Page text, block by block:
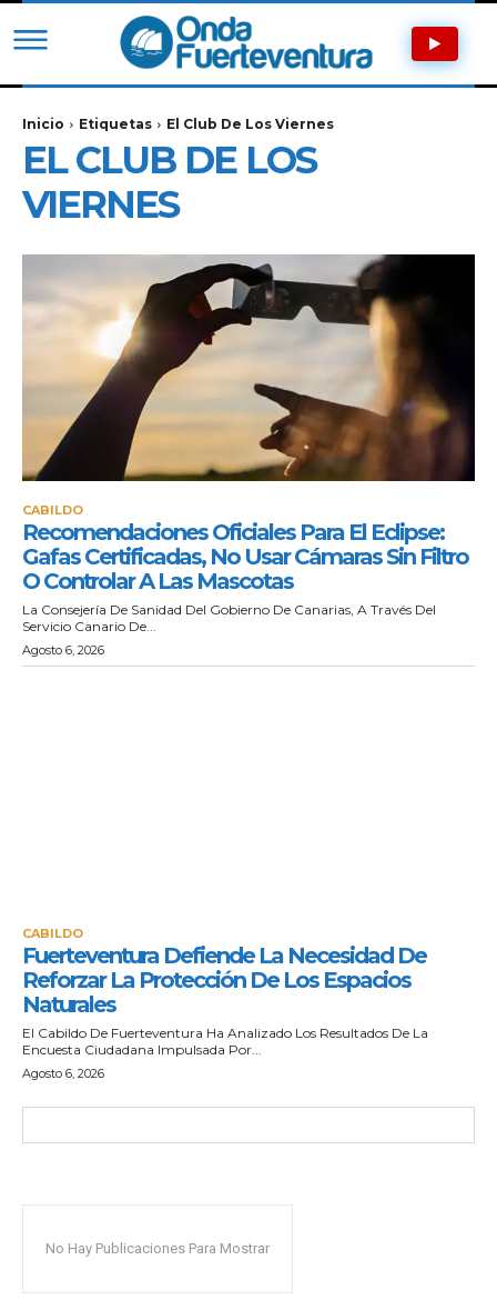
Inicio Etiquetas El Club De Los Viernes
EL CLUB DE LOS
VIERNES
CABILDO
Recomendaciones Oficiales Para El Eclipse:
Gafas Certificadas, No Usar Cámaras Sin Filtro
O Controlar A Las Mascotas
La Consejería De Sanidad Del Gobierno De Canarias, A Través Del
Servicio Canario De...
Agosto 6, 2026
CABILDO
Fuerteventura Defiende La Necesidad De
Reforzar La Protección De Los Espacios
Naturales
El Cabildo De Fuerteventura Ha Analizado Los Resultados De La
Encuesta Ciudadana Impulsada Por...
Agosto 6, 2026
No Hay Publicaciones Para Mostrar